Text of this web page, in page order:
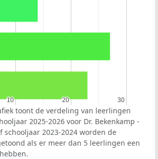
10
10 20
20 30
30
toont de verdeling van leerlingen
2025-2026 voor Dr. Bekenkamp -
schooljaar 2023-2024 worden de
als er meer dan 5 leerlingen een